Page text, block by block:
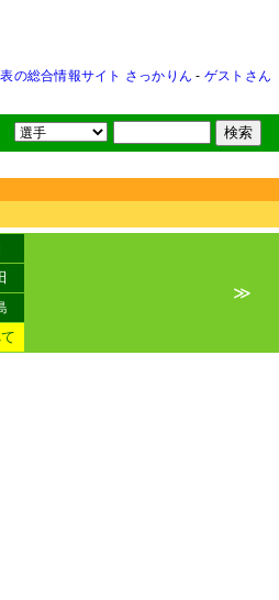
の総合情報サイト さっかりん - ゲストさん
≫